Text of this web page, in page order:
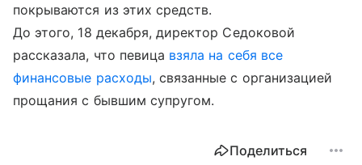
покрываются из этих средств.
До этого, 18 декабря, директор Седоковой
рассказала, что певица взяла на себя все
финансовые расходы, связанные с организацией
прощания с бывшим супругом.
Поделиться